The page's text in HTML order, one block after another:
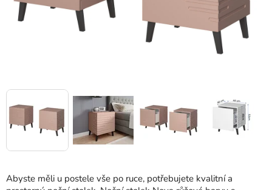
Abyste měli u postele vše po ruce, potřebujete kvalitní a